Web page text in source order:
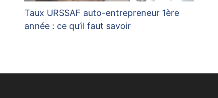
Taux URSSAF auto-entrepreneur 1ère
année : ce qu’il faut savoir